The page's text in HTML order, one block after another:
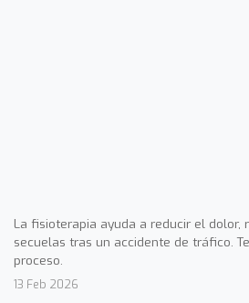
La fisioterapia ayuda a reducir el dolor,
secuelas tras un accidente de tráfico.
proceso.
13 Feb 2026